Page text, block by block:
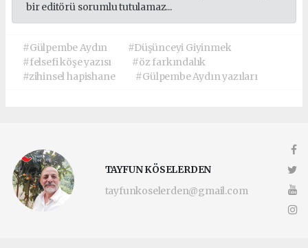
bir editörü sorumlu tutulamaz...
#Gülpembe Aydın
#Düşünceyi Giyinmek
#felsefi köşe yazısı
#öz farkındalık
#zihinsel hapishane
#Gülpembe Aydın yazıları
TAYFUN KÖSELERDEN
tayfunkoselerden@gmail.com